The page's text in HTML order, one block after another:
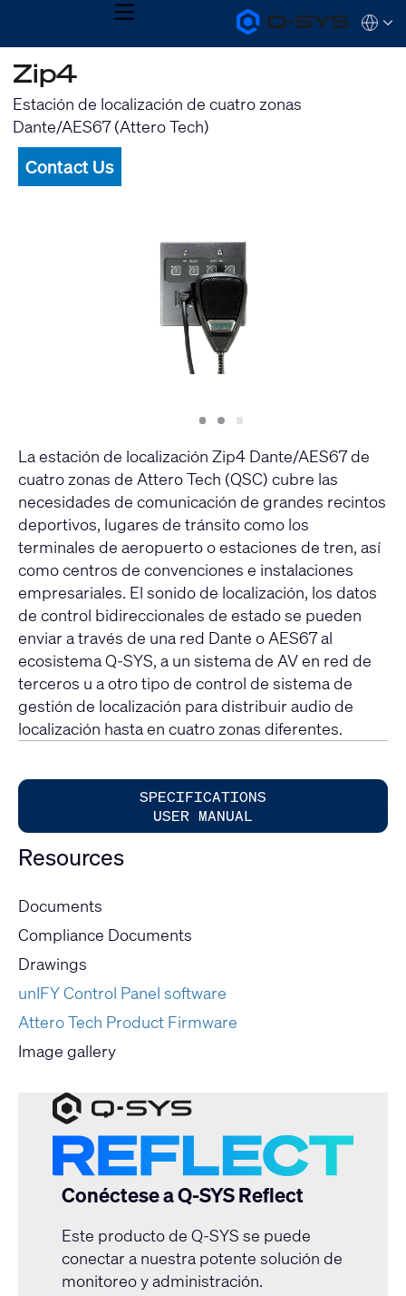
Q-
SYS
MENU
QSYS.com (English)
India (English)
Deutsch
Español
Français
한국어
Zip4
Estación de localización de cuatro zonas
Dante/AES67 (Attero Tech)
Contact Us
Slide
1 Slide
2 Slide
3
La estación de localización Zip4 Dante/AES67 de
cuatro zonas de Attero Tech (QSC) cubre las
necesidades de comunicación de grandes recintos
deportivos, lugares de tránsito como los
terminales de aeropuerto o estaciones de tren, así
como centros de convenciones e instalaciones
empresariales. El sonido de localización, los datos
de control bidireccionales de estado se pueden
enviar a través de una red Dante o AES67 al
ecosistema Q-SYS, a un sistema de AV en red de
terceros u a otro tipo de control de sistema de
gestión de localización para distribuir audio de
localización hasta en cuatro zonas diferentes.
SPECIFICATIONS
USER MANUAL
Resources
Documents
Compliance Documents
Drawings
unIFY Control Panel software
Attero Tech Product Firmware
Image gallery
Conéctese a Q-SYS Reflect
Este producto de Q-SYS se puede
conectar a nuestra potente solución de
monitoreo y administración.